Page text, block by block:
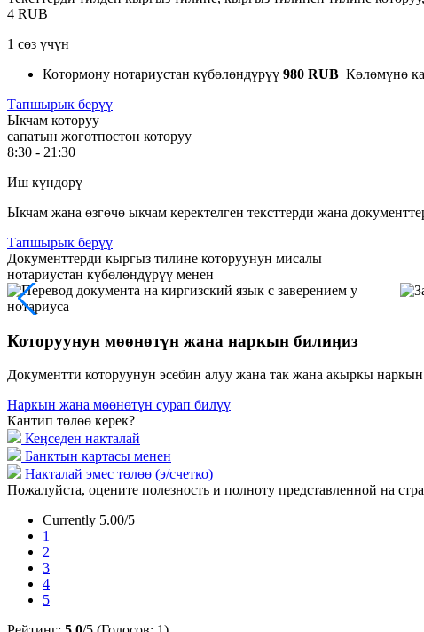
4 RUB
1 сөз үчүн
Котормону нотариустан күбөлөндүрүү 980 RUB Көлөмүнө
Тапшырык берүү
Ыкчам которуу
сапатын жоготпостон которуу
8:30 - 21:30
Иш күндөрү
Ыкчам жана өзгөчө ыкчам керектелген тексттерди жана
Тапшырык берүү
Документтерди кыргыз тилине которуунун мисалы
нотариустан күбөлөндүрүү менен
Которуунун мөөнөтүн жана наркын билиӊиз
Документти которуунун эсебин алуу жана так жана акыркы
Наркын жана мөөнөтүн сурап билүү
Кантип төлөө керек?
Кеӊседен накталай
Банктын картасы менен
Накталай эмес төлөө (э/счетко)
Пожалуйста, оцените полезность и полноту представленной на
Currently 5.00/5
1
2
3
4
5